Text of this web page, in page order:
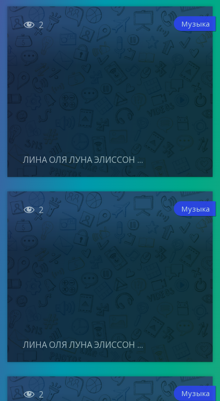
 2 Музыка
ЛИНА ОЛЯ ЛУНА ЭЛИССОН ...
 2 Музыка
ЛИНА ОЛЯ ЛУНА ЭЛИССОН ...
 2 Музыка